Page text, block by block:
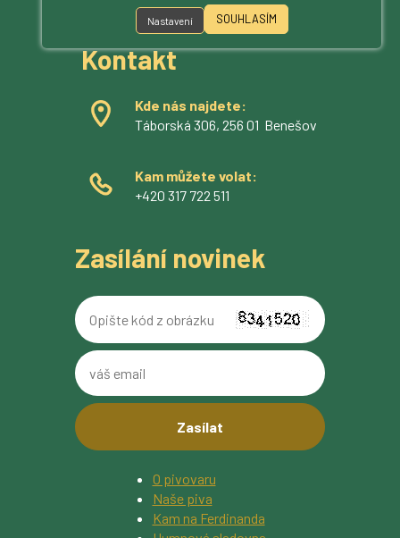
Nastavení SOUHLASÍM
O pivovaru
Naše piva
Kam na Ferdinanda
Povídejte – posloucháme.
Kontakt
Kde nás najdete:
Táborská 306, 256 01 Benešov
Kam můžete volat:
+420 317 722 511
Zasílání novinek
Opište
kód
váš
email